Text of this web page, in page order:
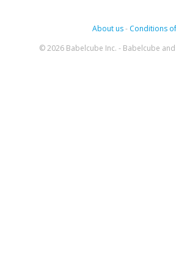
About us- Conditions
© 2026 Babelcube Inc. - Babelcube